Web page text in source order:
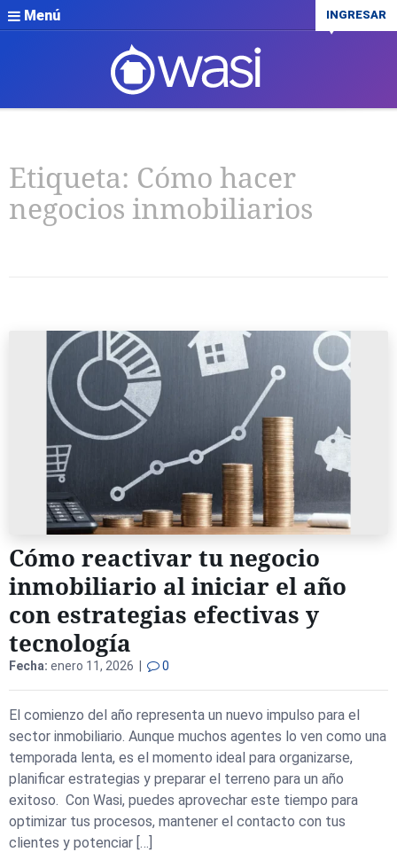
Menú INGRESAR
Etiqueta: Cómo hacer
negocios inmobiliarios
Cómo reactivar tu negocio
inmobiliario al iniciar el año
con estrategias efectivas y
tecnología
Fecha: enero 11, 2026 | 0
El comienzo del año representa un nuevo impulso para el
sector inmobiliario. Aunque muchos agentes lo ven como una
temporada lenta, es el momento ideal para organizarse,
planificar estrategias y preparar el terreno para un año
exitoso. Con Wasi, puedes aprovechar este tiempo para
optimizar tus procesos, mantener el contacto con tus
clientes y potenciar […]